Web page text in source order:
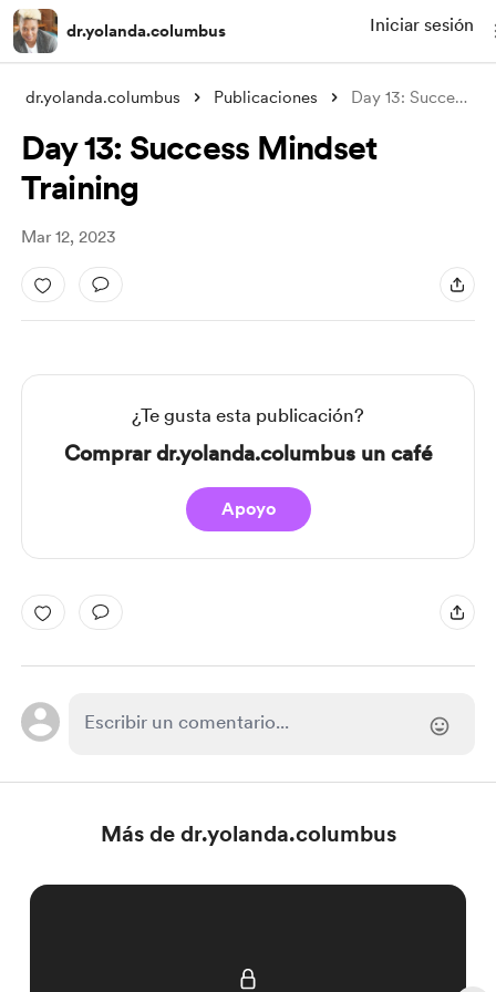
dr.yolanda.columbus Iniciar sesión
dr.yolanda.columbus Publicaciones Day 13: Success Mindset Training
Day 13: Success Mindset
Training
Mar 12, 2023
¿Te gusta esta publicación?
Comprar dr.yolanda.columbus un café
Apoyo
Más de dr.yolanda.columbus